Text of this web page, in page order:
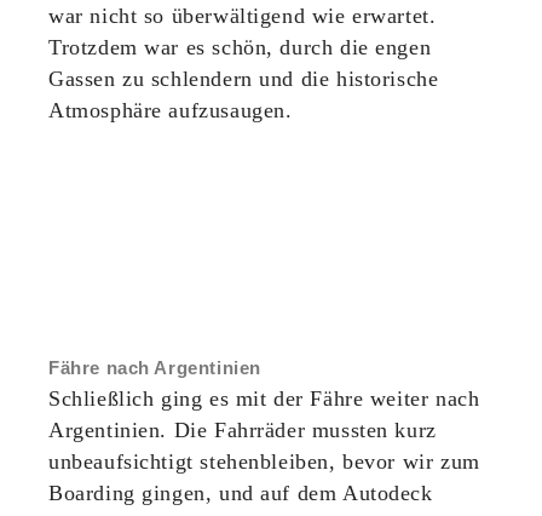
war nicht so überwältigend wie erwartet.
Trotzdem war es schön, durch die engen
Gassen zu schlendern und die historische
Atmosphäre aufzusaugen.
Fähre nach Argentinien
Schließlich ging es mit der Fähre weiter nach
Argentinien. Die Fahrräder mussten kurz
unbeaufsichtigt stehenbleiben, bevor wir zum
Boarding gingen, und auf dem Autodeck